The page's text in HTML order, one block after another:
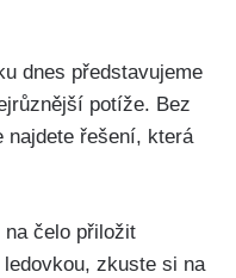
dnes představujeme
potíže. Bez
najdete řešení, která
čelo přiložit
zkuste si na